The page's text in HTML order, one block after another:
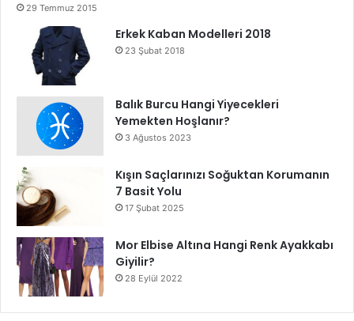
29 Temmuz 2015
Erkek Kaban Modelleri 2018
23 Şubat 2018
Balık Burcu Hangi Yiyecekleri
Yemekten Hoşlanır?
3 Ağustos 2023
Kışın Saçlarınızı Soğuktan Korumanın
7 Basit Yolu
17 Şubat 2025
Mor Elbise Altına Hangi Renk Ayakkabı
Giyilir?
28 Eylül 2022